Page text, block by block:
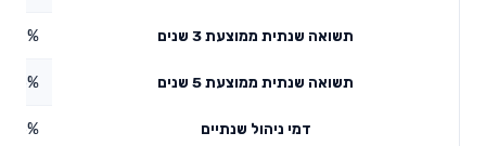
תשואה שנתית ממוצעת 3 שנים
תשואה שנתית ממוצעת 5 שנים
דמי ניהול שנתיים